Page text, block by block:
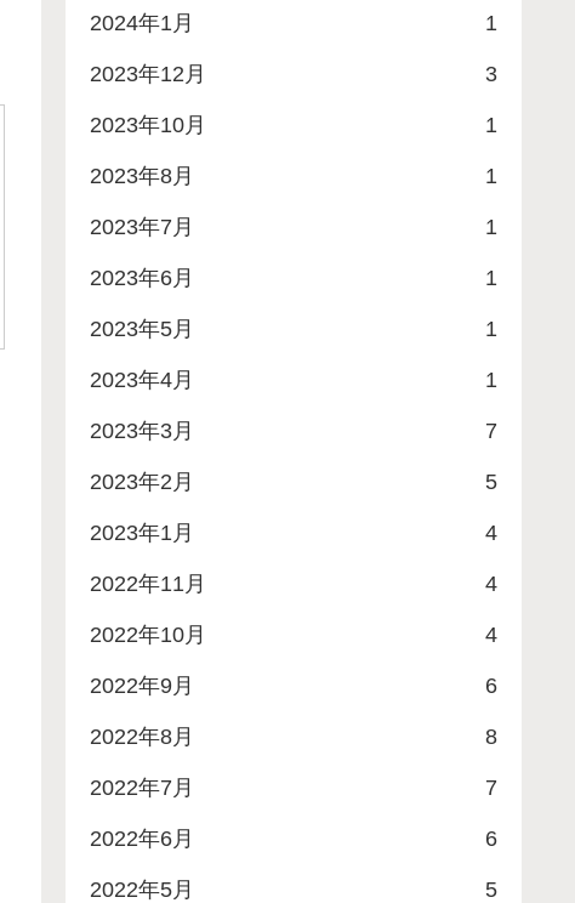
2024年1月 1
2023年12月 3
2023年10月 1
2023年8月 1
2023年7月 1
2023年6月 1
2023年5月 1
2023年4月 1
2023年3月 7
2023年2月 5
2023年1月 4
2022年11月 4
2022年10月 4
2022年9月 6
2022年8月 8
2022年7月 7
2022年6月 6
2022年5月 5